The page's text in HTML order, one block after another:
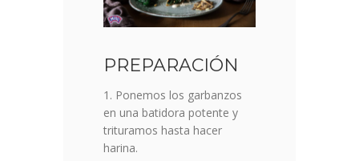
PREPARACIÓN
Ponemos los garbanzos
en una batidora potente y
trituramos hasta hacer
harina.